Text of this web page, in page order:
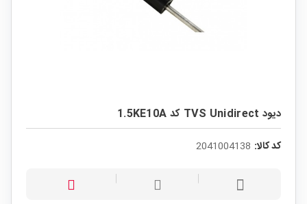
دیود TVS Unidirect کد 1.5KE10A
کد کالا: 2041004138